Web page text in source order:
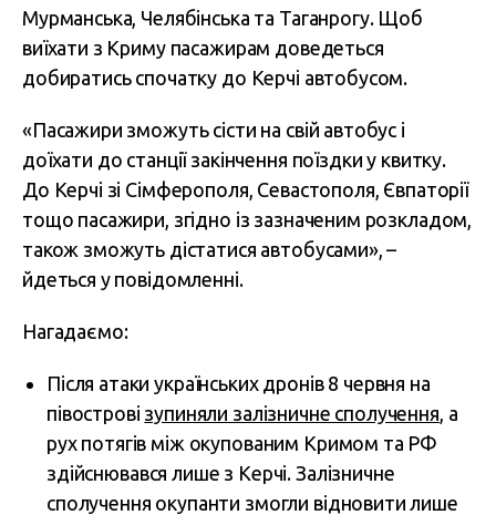
Мурманська, Челябінська та Таганрогу. Щоб
виїхати з Криму пасажирам доведеться
добиратись спочатку до Керчі автобусом.
«Пасажири зможуть сісти на свій автобус і
доїхати до станції закінчення поїздки у квитку.
До Керчі зі Сімферополя, Севастополя, Євпаторії
тощо пасажири, згідно із зазначеним розкладом,
також зможуть дістатися автобусами», –
йдеться у повідомленні.
Нагадаємо:
Після атаки українських дронів 8 червня на
півострові зупиняли залізничне сполучення, а
рух потягів між окупованим Кримом та РФ
здійснювався лише з Керчі. Залізничне
сполучення окупанти змогли відновити лише